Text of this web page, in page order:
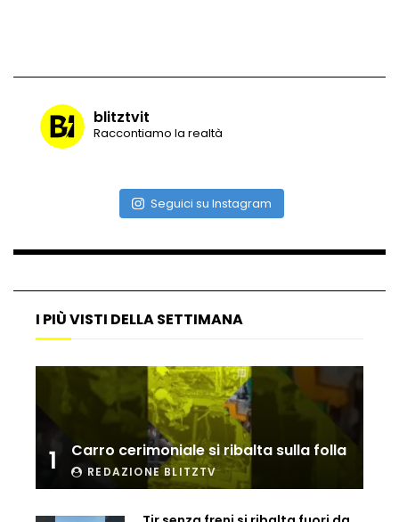
attimi dopo lo scontro
girato dal ragazzo disperso prima del
Camera, seduta sospesa per un malore
del deputato Tabacci
blitztvit
Raccontiamo la realtà
Seguici su Instagram
I PIÙ VISTI DELLA SETTIMANA
1 Carro cerimoniale si ribalta sulla folla
REDAZIONE BLITZTV